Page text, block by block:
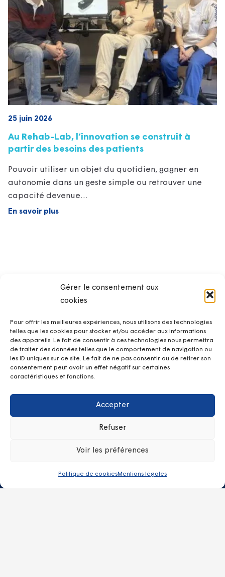
Gérer le consentement aux
cookies
Pour offrir les meilleures expériences, nous utilisons des technologies
telles que les cookies pour stocker et/ou accéder aux informations
des appareils. Le fait de consentir à ces technologies nous permettra
de traiter des données telles que le comportement de navigation ou
les ID uniques sur ce site. Le fait de ne pas consentir ou de retirer son
consentement peut avoir un effet négatif sur certaines
caractéristiques et fonctions.
Accepter
Refuser
Voir les préférences
Politique de cookiesMentions légales
25 juin 2026
Au Rehab-Lab, l’innovation se construit à
partir des besoins des patients
Pouvoir utiliser un objet du quotidien, gagner en
autonomie dans un geste simple ou retrouver une
capacité devenue…
En savoir plus
Les + de Kerpape
SRISP Service de Réadaptation et d’Insertion Sociale et
Équipe Mobile de Médecine Physique et de Réadaptation
Lab d’Assistances Technologiques
Hospitalisation à temps partiel de jour